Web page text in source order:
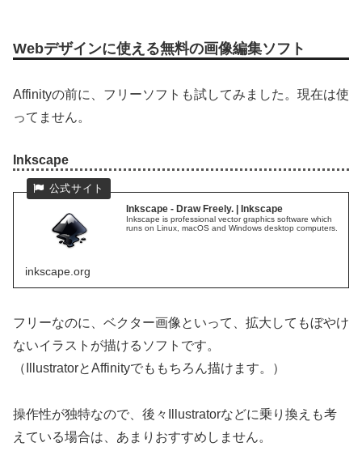
Webデザインに使える無料の画像編集ソフト
Affinityの前に、フリーソフトも試してみました。現在は使
ってません。
Inkscape
Inkscape - Draw Freely. | Inkscape
Inkscape is professional vector graphics software which
runs on Linux, macOS and Windows desktop computers.
inkscape.org
フリーなのに、ベクター画像といって、拡大してもぼやけ
ないイラストが描けるソフトです。
（IllustratorとAffinityでももちろん描けます。）
操作性が独特なので、後々Illustratorなどに乗り換えも考
えている場合は、あまりおすすめしません。